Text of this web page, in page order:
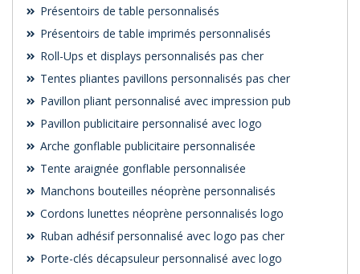
Présentoirs de table personnalisés
Présentoirs de table imprimés personnalisés
Roll-Ups et displays personnalisés pas cher
Tentes pliantes pavillons personnalisés pas cher
Pavillon pliant personnalisé avec impression pub
Pavillon publicitaire personnalisé avec logo
Arche gonflable publicitaire personnalisée
Tente araignée gonflable personnalisée
Manchons bouteilles néoprène personnalisés
Cordons lunettes néoprène personnalisés logo
Ruban adhésif personnalisé avec logo pas cher
Porte-clés décapsuleur personnalisé avec logo